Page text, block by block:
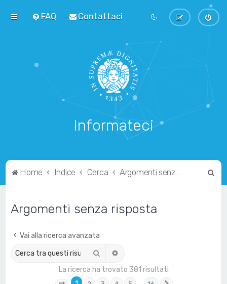
FAQ Contattaci
Informateci
Home Indice Cerca Argomenti senza risposta
Argomenti senza risposta
Vai alla ricerca avanzata
Cerca
La ricerca ha trovato 381 risultati